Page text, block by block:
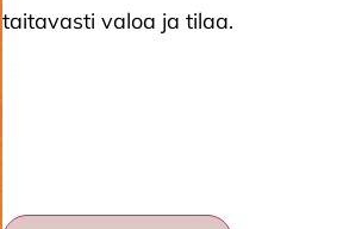
taitavasti valoa ja tilaa.